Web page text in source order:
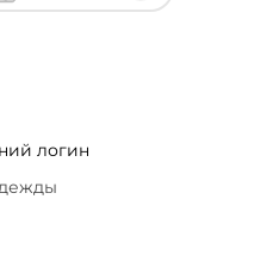
логин